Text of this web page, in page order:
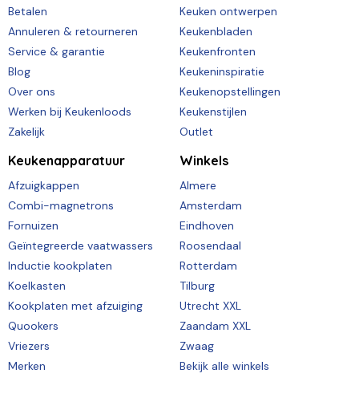
Betalen
Annuleren & retourneren
Service & garantie
Blog
Over ons
Werken bij Keukenloods
Zakelijk
Keuken ontwerpen
Keukenbladen
Keukenfronten
Keukeninspiratie
Keukenopstellingen
Keukenstijlen
Outlet
Keukenapparatuur
Afzuigkappen
Combi-magnetrons
Fornuizen
Geïntegreerde vaatwassers
Inductie kookplaten
Koelkasten
Kookplaten met afzuiging
Quookers
Vriezers
Merken
Winkels
Almere
Amsterdam
Eindhoven
Roosendaal
Rotterdam
Tilburg
Utrecht XXL
Zaandam XXL
Zwaag
Bekijk alle winkels